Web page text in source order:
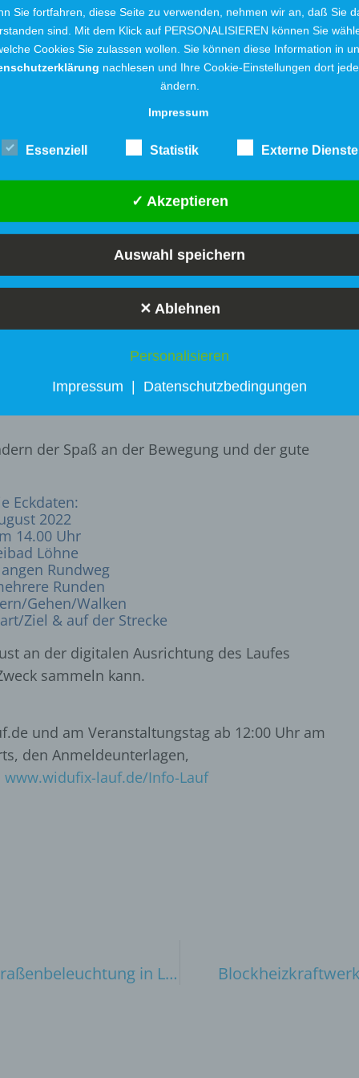
eine Premiere für den
und Sponsorengeldern der
Herford zugutekommen.
jedoch auch zu einem
„Hilfe aus der Region für
Unternehmen und auch
die Sponsoren des Widufix
Löhne gehören. Allein durch die Sponsorings sind
die Zukunft der eigenen Region zusammen
im Vorfeld ein voller Erfolg.
und sich hier engagieren – einzeln oder in der
der Spaß an der Bewegung und der gute
Eckdaten:
2022
14.00 Uhr
Löhne
Rundweg
Runden
Gehen/Walken
Ziel & auf der Strecke
an der digitalen Ausrichtung des Laufes
sammeln kann.
und am Veranstaltungstag ab 12:00 Uhr am
den Anmeldeunterlagen,
www.widufix-lauf.de/Info-Lauf
Vollständige Umstellung auf moderne LED-Straßenbeleuchtung in Löhne
Sie fortfahren, diese Seite zu verwenden, nehmen wir an, daß Sie
sind. Mit dem Klick auf PERSONALISIEREN können Sie
Cookies Sie zulassen wollen. Sie können diese Information in
nachlesen und Ihre Cookie-Einstellungen dort
ändern.
Impressum
Essenziell Statistik Externe Dienste
✓ Akzeptieren
Auswahl speichern
✕ Ablehnen
Personalisieren
Impressum | Datenschutzbedingungen